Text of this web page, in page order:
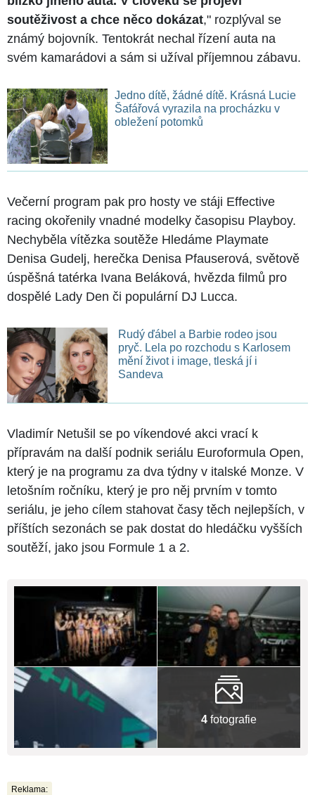
soutěživost a chce něco dokázat," rozplýval se
známý bojovník. Tentokrát nechal řízení auta na
svém kamarádovi a sám si užíval příjemnou zábavu.
Jedno dítě, žádné dítě. Krásná Lucie
Šafářová vyrazila na procházku v
obležení potomků
Večerní program pak pro hosty ve stáji Effective
racing okořenily vnadné modelky časopisu Playboy.
Nechyběla vítězka soutěže Hledáme Playmate
Denisa Gudelj, herečka Denisa Pfauserová, světově
úspěšná tatérka Ivana Beláková, hvězda filmů pro
dospělé Lady Den či populární DJ Lucca.
Rudý ďábel a Barbie rodeo jsou
pryč. Lela po rozchodu s Karlosem
mění život i image, tleská jí i
Sandeva
Vladimír Netušil se po víkendové akci vrací k
přípravám na další podnik seriálu Euroformula Open,
který je na programu za dva týdny v italské Monze. V
letošním ročníku, který je pro něj prvním v tomto
seriálu, je jeho cílem stahovat časy těch nejlepších, v
příštích sezonách se pak dostat do hledáčku vyšších
soutěží, jako jsou Formule 1 a 2.
4 fotografie
Reklama: